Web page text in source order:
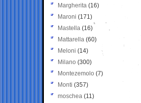
Margherita (16)
Maroni (171)
Mastella (16)
Mattarella (60)
Meloni (14)
Milano (300)
Montezemolo (7)
Monti (357)
moschea (11)